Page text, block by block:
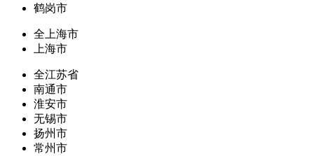
鹤岗市
全上海市
上海市
全江苏省
南通市
淮安市
无锡市
扬州市
常州市